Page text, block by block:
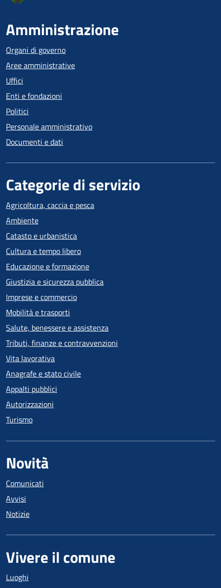
Amministrazione
Organi di governo
Aree amministrative
Uffici
Enti e fondazioni
Politici
Personale amministrativo
Documenti e dati
Categorie di servizio
Agricoltura, caccia e pesca
Ambiente
Catasto e urbanistica
Cultura e tempo libero
Educazione e formazione
Giustizia e sicurezza pubblica
Imprese e commercio
Mobilità e trasporti
Salute, benessere e assistenza
Tributi, finanze e contravvenzioni
Vita lavorativa
Anagrafe e stato civile
Appalti pubblici
Autorizzazioni
Turismo
Novità
Comunicati
Avvisi
Notizie
Vivere il comune
Luoghi